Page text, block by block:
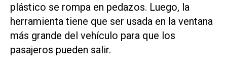
plástico se rompa en pedazos. Luego, la
herramienta tiene que ser usada en la ventana
más grande del vehículo para que los
pasajeros pueden salir.